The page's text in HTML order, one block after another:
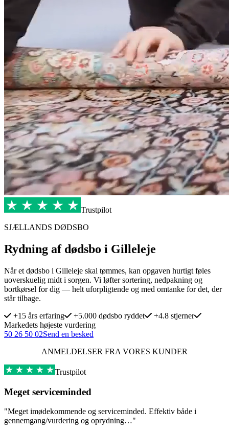
Trustpilot
SJÆLLANDS DØDSBO
Rydning af dødsbo i Gilleleje
Når et dødsbo i Gilleleje skal tømmes, kan opgaven hurtigt føles
uoverskuelig midt i sorgen. Vi løfter sortering, nedpakning og
bortkørsel for dig — helt uforpligtende og med omtanke for det, der
står tilbage.
+15 års erfaring
+5.000 dødsbo ryddet
+4.8 stjerner
Markedets højeste vurdering
50 26 50 02Send en besked
ANMELDELSER FRA VORES KUNDER
Trustpilot
Meget serviceminded
"Meget imødekommende og serviceminded. Effektiv både i
gennemgang/vurdering og oprydning…"